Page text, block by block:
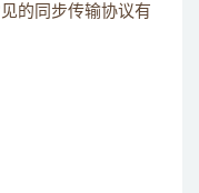
的同步传输协议有